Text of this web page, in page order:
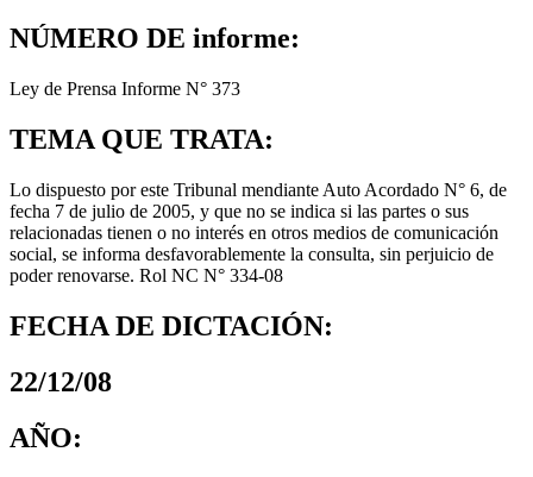
NÚMERO DE informe:
Ley de Prensa Informe N° 373
TEMA QUE TRATA:
Lo dispuesto por este Tribunal mendiante Auto Acordado N° 6, de
fecha 7 de julio de 2005, y que no se indica si las partes o sus
relacionadas tienen o no interés en otros medios de comunicación
social, se informa desfavorablemente la consulta, sin perjuicio de
poder renovarse. Rol NC N° 334-08
FECHA DE DICTACIÓN:
22/12/08
AÑO: